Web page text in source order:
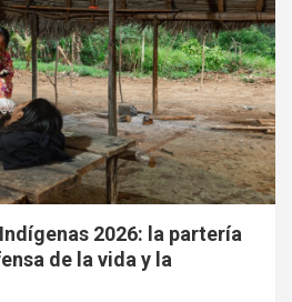
2026: la partería
de la vida y la